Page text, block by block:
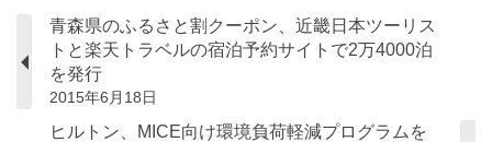
青森県のふるさと割クーポン、近畿日本ツーリス
トと楽天トラベルの宿泊予約サイトで2万4000泊
を発行
2015年6月18日
ヒルトン、MICE向け環境負荷軽減プログラムを